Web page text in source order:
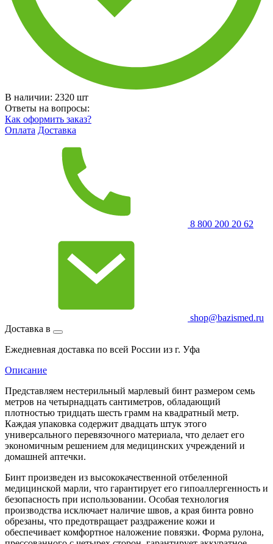
В наличии: 2320 шт
Ответы на вопросы:
Как оформить заказ?
Оплата Доставка
8 800 200 20 62
shop@bazismed.ru
Доставка в
Ежедневная доставка по всей России из г. Уфа
Описание
Представляем нестерильный марлевый бинт размером семь
метров на четырнадцать сантиметров, обладающий
плотностью тридцать шесть грамм на квадратный метр.
Каждая упаковка содержит двадцать штук этого
универсального перевязочного материала, что делает его
экономичным решением для медицинских учреждений и
домашней аптечки.
Бинт произведен из высококачественной отбеленной
медицинской марли, что гарантирует его гипоаллергенность и
безопасность при использовании. Особая технология
производства исключает наличие швов, а края бинта ровно
обрезаны, что предотвращает раздражение кожи и
обеспечивает комфортное наложение повязки. Форма рулона,